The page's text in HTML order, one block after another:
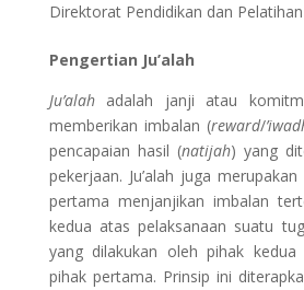
Direktorat Pendidikan dan Pelatihan
Pengertian Ju’alah
Ju’alahadalah janji atau
memberikan imbalan (reward/
pencapaian hasil (natijah) yang
pekerjaan. Ju’alah juga
pertama menjanjikan imbalan
kedua atas pelaksanaan suatu
yang dilakukan oleh pihak kedua
pihak pertama. Prinsip ini